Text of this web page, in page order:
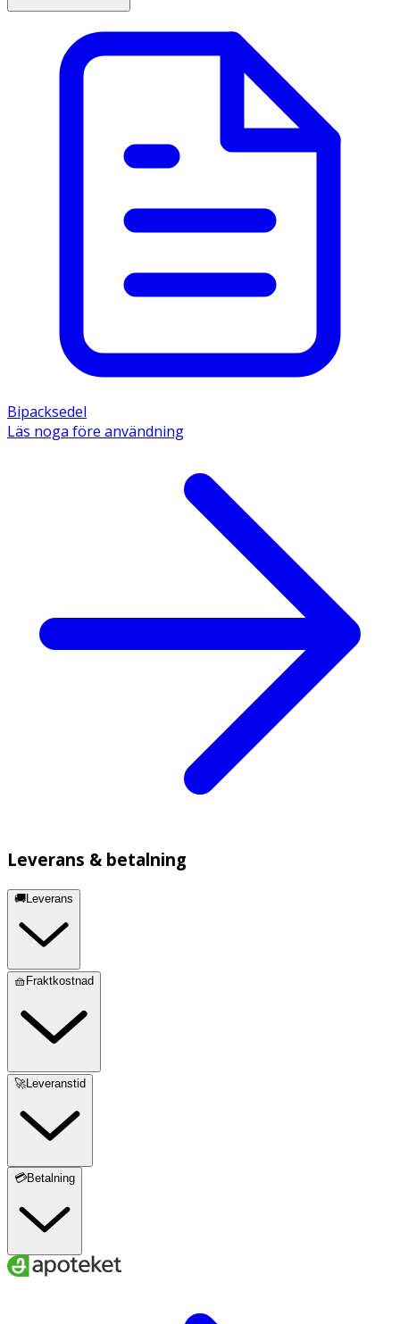
Bipacksedel
Läs noga före användning
Leverans & betalning
🚚Leverans
🧺Fraktkostnad
🚀Leveranstid
💳Betalning